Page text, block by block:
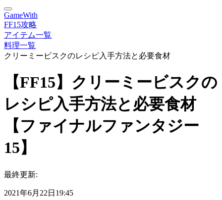
GameWith
FF15攻略
アイテム一覧
料理一覧
クリーミービスクのレシピ入手方法と必要食材
【FF15】クリーミービスクの
レシピ入手方法と必要食材
【ファイナルファンタジー
15】
最終更新:
2021年6月22日19:45